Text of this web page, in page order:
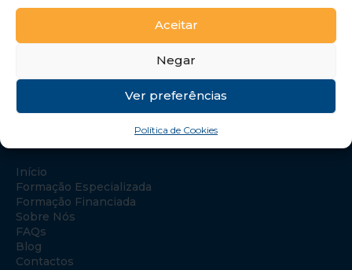
Aceitar
Negar
Ver preferências
Política de Cookies
Início
Formação Especializada
Formação Financiada
Sobre Nós
FAQs
Blog
Contactos